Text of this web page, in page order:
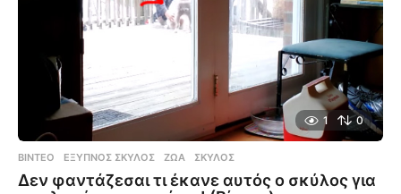
1 0
ΒΊΝΤΕΟ ΈΞΥΠΝΟΣ ΣΚΎΛΟΣ ,ΖΏΑ ,ΣΚΎΛΟΣ
Δεν φαντάζεσαι τι έκανε αυτός ο σκύλος για